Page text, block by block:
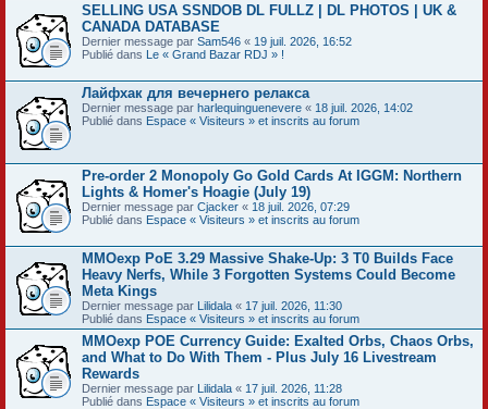
SELLING USA SSNDOB DL FULLZ | DL PHOTOS | UK &
CANADA DATABASE
Dernier message par Sam546 « 19 juil. 2026, 16:52
Publié dans Le « Grand Bazar RDJ » !
Лайфхак для вечернего релакса
Dernier message par harlequinguenevere « 18 juil. 2026, 14:02
Publié dans Espace « Visiteurs » et inscrits au forum
Pre-order 2 Monopoly Go Gold Cards At IGGM: Northern
Lights & Homer's Hoagie (July 19)
Dernier message par Cjacker « 18 juil. 2026, 07:29
Publié dans Espace « Visiteurs » et inscrits au forum
MMOexp PoE 3.29 Massive Shake-Up: 3 T0 Builds Face
Heavy Nerfs, While 3 Forgotten Systems Could Become
Meta Kings
Dernier message par Lilidala « 17 juil. 2026, 11:30
Publié dans Espace « Visiteurs » et inscrits au forum
MMOexp POE Currency Guide: Exalted Orbs, Chaos Orbs,
and What to Do With Them - Plus July 16 Livestream
Rewards
Dernier message par Lilidala « 17 juil. 2026, 11:28
Publié dans Espace « Visiteurs » et inscrits au forum